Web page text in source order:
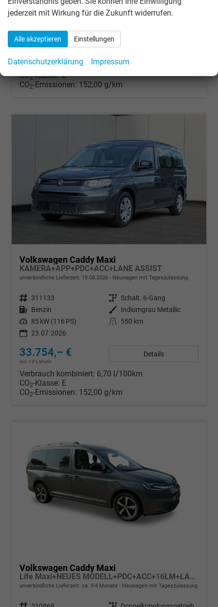
Kraftstoff Benzin Außenfarbe Starlight Blue Metallic
Leistung 85 kW (116 PS) Kilometerstand 550 km
33.754,– €
Verbrauch kombiniert:6,70 l/100km
CO2-Klasse: E
CO2-Emissionen: 152,00 g/km
Volkswagen Caddy Maxi
KAMERA+APP+PDC+ACC+LANE ASSIST
unverbindliche Lieferzeit: 19.08.2026 Neuwagen mit Tageszulassung
Fahrzeugnr. 311133 Getriebe Schalt. 6-Gang
Kraftstoff Benzin Außenfarbe
Indiumgrau Metallic
Leistung 85 kW (116 PS) Kilometerstand
550 km
23.07.2026
33.754,– €
incl. 19% MwSt.
Details
Verbrauch kombiniert: 6,70 l/100km
CO2-Klasse: E
CO2-Emissionen: 152,00 g/km
Volkswagen Caddy Maxi
Life Maxi+NEUES MODELL+PDC+ACC+16LM+LANE ASSIST
unverbindliche Lieferzeit: ca. 3-4 Monate Neuwagen mit Tageszulassung
jederzeit mit Wirkung für die Zukunft widerrufen.
Alle akzeptieren Einstellungen
Datenschutzerklärung Impressum